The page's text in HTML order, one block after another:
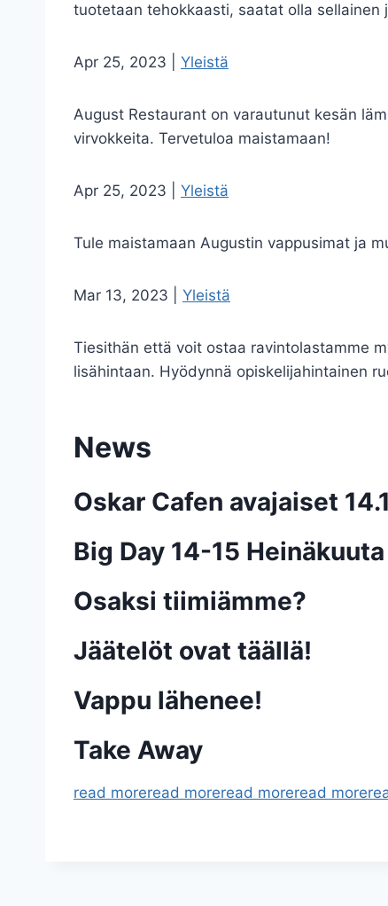
tuotetaan tehokkaasti, saatat olla
Apr 25, 2023 Yleistä
August Restaurant on varautunut kesän
virvokkeita. Tervetuloa maistamaan!
Apr 25, 2023 Yleistä
Tule maistamaan Augustin vappusimat ja
Mar 13, 2023 Yleistä
Tiesithän että voit ostaa ravintolastamme
lisähintaan. Hyödynnä opiskelijahintainen
News
Oskar Cafen avajaiset
Big Day 14-15 Heinäkuuta
Osaksi tiimiämme?
Jäätelöt ovat täällä!
Vappu lähenee!
Take Away
read moreread moreread moreread more